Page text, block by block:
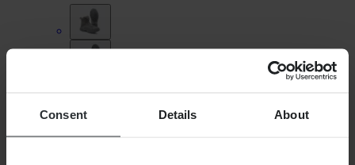
Consent Details About